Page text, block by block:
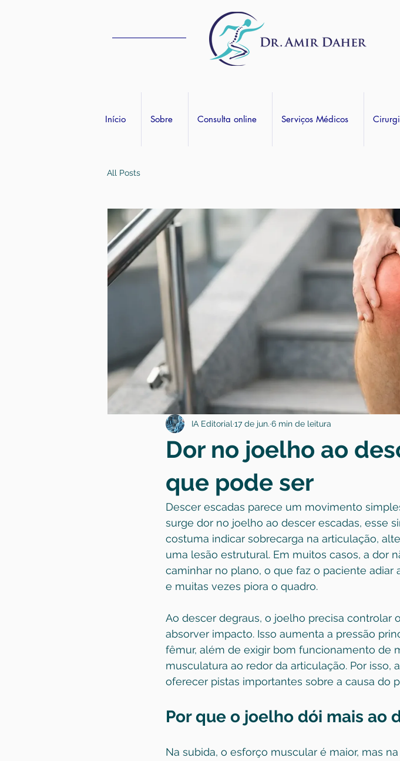
Início Sobre Consulta online Serviços Médicos
All Posts
Dor no joelho ao
que pode ser
IA Editorial 17 de jun. 6 min de leitura
Descer escadas parece um movimento
surge dor no joelho ao descer escadas, esse
costuma indicar sobrecarga na articulação,
uma lesão estrutural. Em muitos casos, a dor
caminhar no plano, o que faz o paciente adiar
e muitas vezes piora o quadro.
Ao descer degraus, o joelho precisa controlar
absorver impacto. Isso aumenta a pressão
fêmur, além de exigir bom funcionamento de
musculatura ao redor da articulação. Por isso,
oferecer pistas importantes sobre a causa do
Por que o joelho dói mais ao
Na subida, o esforço muscular é maior, mas